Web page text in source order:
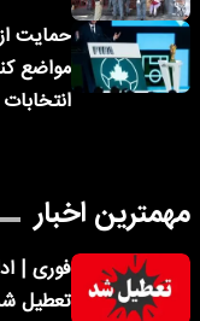
حمایت
مواضع
مهمترین اخبار
تعطیل